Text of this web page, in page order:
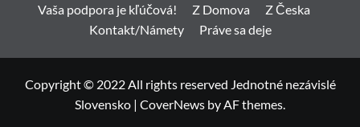
Vaša podpora je kľúčová!
Z Domova
Z Česka
Kontakt/Námety
Práve sa deje
Copyright © 2022 All rights reserved Jednotné nezávislé
Slovensko | CoverNews by AF themes.